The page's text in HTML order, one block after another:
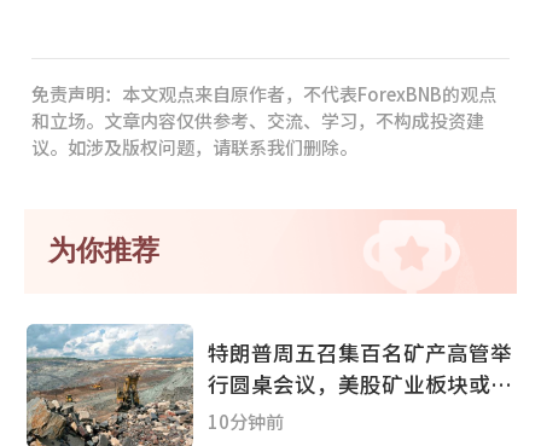
免责声明：本文观点来自原作者，不代表ForexBNB的观点
和立场。文章内容仅供参考、交流、学习，不构成投资建
议。如涉及版权问题，请联系我们删除。
为你推荐
特朗普周五召集百名矿产高管举
行圆桌会议，美股矿业板块或迎
政策利好
10分钟前